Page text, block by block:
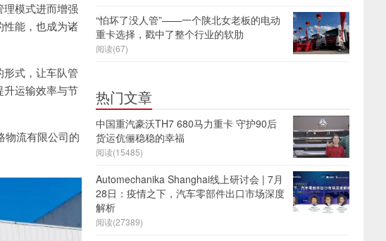
模式进而增强
能，也成为诸
式，让车队管
升运输效率与节
物流有限公司的
“怕坏了没人管”——一个陕北女老板的电动
重卡选择，戳中了整个行业的软肋
阅读(67)
热门文章
中国重汽豪沃TH7 680马力重卡 守护90后
货运伉俪稳稳的幸福
阅读(15485)
Automechanika Shanghai线上研讨会 | 7月
28日：疫情之下，汽车零部件出口市场深度
解析
阅读(27389)